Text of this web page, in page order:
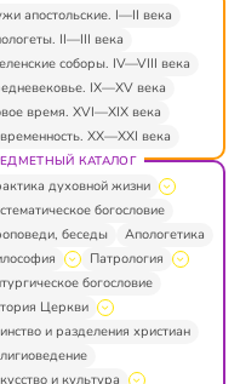
апостольские. I—II века
II—III века
соборы. IV—VIII века
IX—XV века
время. XVI—XIX века
XX—XXI века
КАТАЛОГ
духовной жизни
богословие
беседы
Апологетика
Патрология
богословие
Церкви
и разделения христиан
и культура